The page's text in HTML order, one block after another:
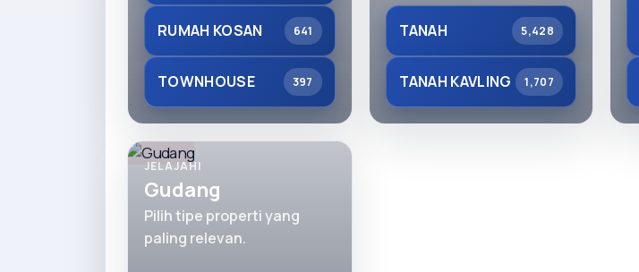
RUMAH KOSAN 641
TOWNHOUSE 397
TANAH 5,428
TANAH KAVLING 1,707
JELAJAHI
Gudang
Pilih tipe properti yang
paling relevan.